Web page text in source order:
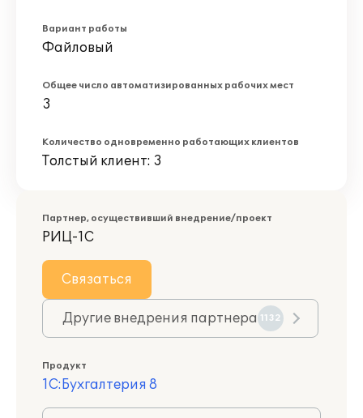
Вариант работы
Файловый
Общее число автоматизированных рабочих мест
3
Количество одновременно работающих клиентов
Толстый клиент: 3
Партнер, осуществивший внедрение/проект
РИЦ-1С
Связаться
Другие внедрения партнера 1132
Продукт
1С:Бухгалтерия 8